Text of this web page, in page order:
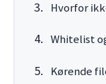
Hvorfor
Whitelist
Kørende